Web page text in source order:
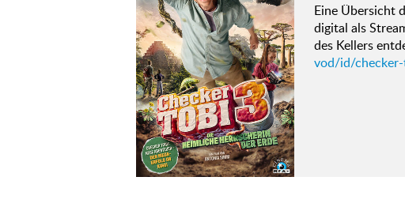
Eine Übersicht
digital als
des Kellers
vod/id/